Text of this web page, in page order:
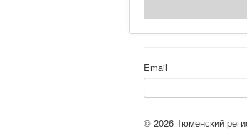
Email
© 2026 Тюменский